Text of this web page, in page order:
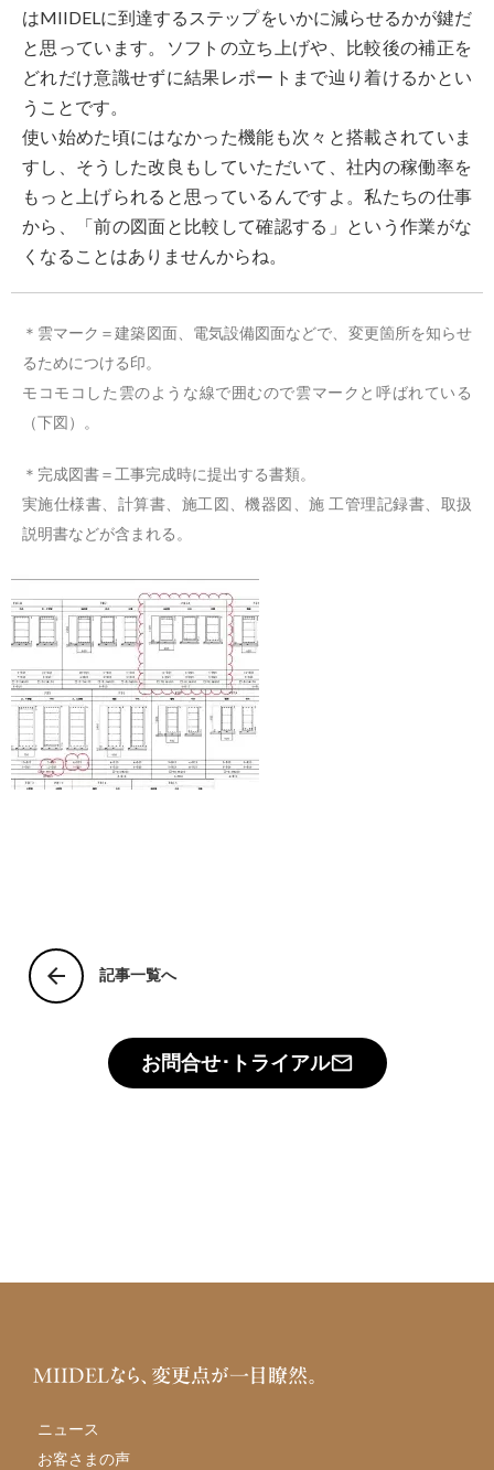
はMIIDELに到達するステップをいかに減らせるかが鍵だ
と思っています。ソフトの立ち上げや、比較後の補正を
どれだけ意識せずに結果レポートまで辿り着けるかとい
うことです。
使い始めた頃にはなかった機能も次々と搭載されていま
すし、そうした改良もしていただいて、社内の稼働率を
もっと上げられると思っているんですよ。私たちの仕事
から、「前の図面と比較して確認する」という作業がな
くなることはありませんからね。
＊雲マーク＝建築図面、電気設備図面などで、変更箇所を知らせ
るためにつける印。
モコモコした雲のような線で囲むので雲マークと呼ばれている
（下図）。
＊完成図書＝工事完成時に提出する書類。
実施仕様書、計算書、施工図、機器図、施 工管理記録書、取扱
説明書などが含まれる。
arrow_back 記事一覧へ
お問合せ･トライアルmail_outline
MIIDELなら、変更点が一目瞭然。
ニュース
お客さまの声